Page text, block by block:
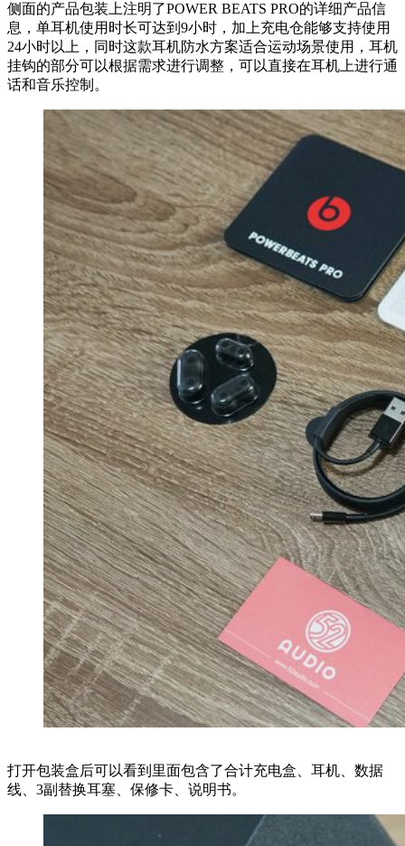
侧面的产品包装上注明了POWER BEATS PRO的详细产品信
息，单耳机使用时长可达到9小时，加上充电仓能够支持使用
24小时以上，同时这款耳机防水方案适合运动场景使用，耳机
挂钩的部分可以根据需求进行调整，可以直接在耳机上进行通
话和音乐控制。
打开包装盒后可以看到里面包含了合计充电盒、耳机、数据
线、3副替换耳塞、保修卡、说明书。